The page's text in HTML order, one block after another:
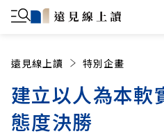
遠見線上讀 特別企畫
建立以人為本軟
態度決勝